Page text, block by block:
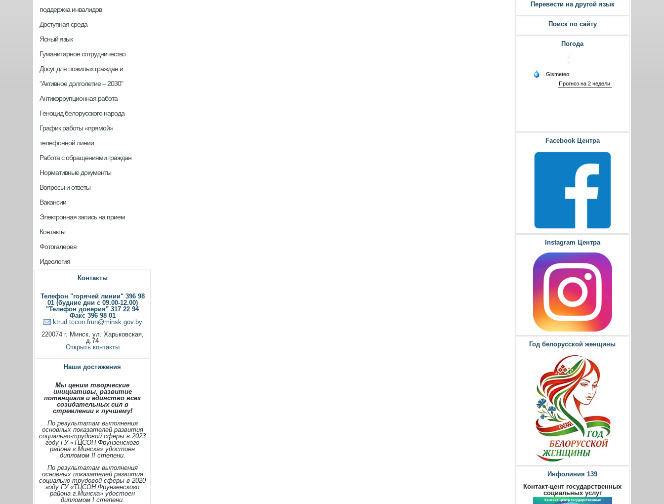
поддержка инвалидов
Доступная среда
Ясный язык
Гуманитарное сотрудничество
Досуг для пожилых граждан и
"Активное долголетие – 2030"
Антикоррупционная работа
Геноцид белорусского народа
График работы «прямой»
телефонной линии
Работа с обращениями граждан
Нормативные документы
Вопросы и ответы
Вакансии
Электронная запись на прием
Контакты
Фотогалерея
Идеология
Контакты
Телефон "горячей линии" 396 98
01 (будние дни с 09.00-12.00)
"Телефон доверия" 317 22 94
Факс 396 98 01
ktrud.tccon.frun@minsk.gov.by
220074 г. Минск, ул. Харьковская,
д.74
Открыть контакты
Наши достижения
Мы ценим творческие
инициативы, развитие
потенциала и единство всех
созидательных сил в
стремлении к лучшему!
По результатам выполнения
основных показателей развития
социально-трудовой сферы в 2023
году ГУ «ТЦСОН Фрунзенского
района г.Минска» удостоен
дипломом II степени.
По результатам выполнения
основных показателей развития
социально-трудовой сферы в 2020
году ГУ «ТЦСОН Фрунзенского
района г.Минска» удостоен
дипломом I степени.
Перевести на другой язык
Поиск по сайту
Погода
Facebook Центра
Instagram Центра
Год белорусской женщины
Инфолиния 139
Контакт-цент государственных
социальных услуг